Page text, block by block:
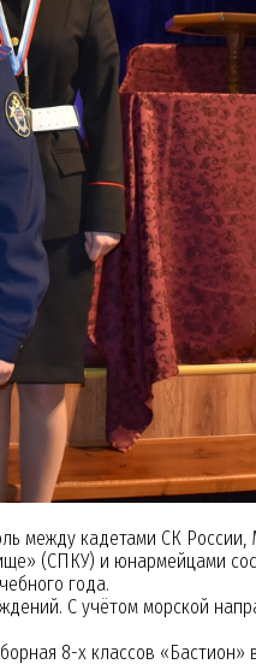
между кадетами СК
(СПКУ) и юнармейцами
года.
С учётом морской
8-х классов «Бастион»